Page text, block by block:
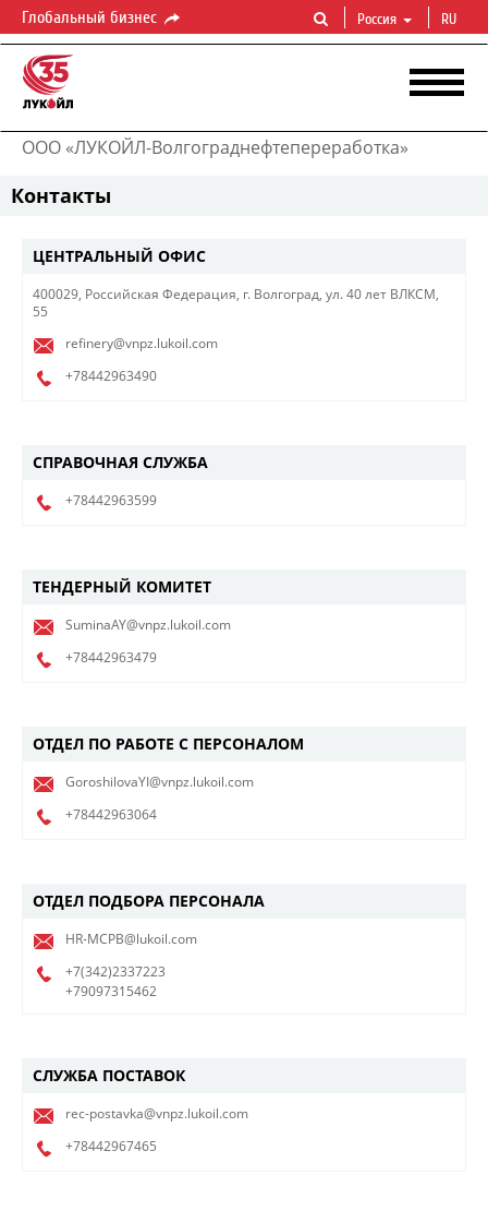
Глобальный бизнес Россия RU
ООО «ЛУКОЙЛ-Волгограднефтепереработка»
Контакты
ЦЕНТРАЛЬНЫЙ ОФИС
​400029, Российская Федерация, г. Волгоград, ул. 40 лет ВЛКСМ,
55
refinery@vnpz.lukoil.com
+78442963490
СПРАВОЧНАЯ СЛУЖБА
+78442963599
ТЕНДЕРНЫЙ КОМИТЕТ
SuminaAY@vnpz.lukoil.com
+78442963479
ОТДЕЛ ПО РАБОТЕ С ПЕРСОНАЛОМ
GoroshilovaYI@vnpz.lukoil.com
+78442963064
ОТДЕЛ ПОДБОРА ПЕРСОНАЛА
HR-MCPB@lukoil.com
+7(342)2337223
+79097315462
СЛУЖБА ПОСТАВОК
rec-postavka@vnpz.lukoil.com
+78442967465